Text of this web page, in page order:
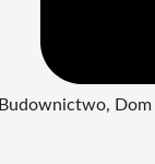
Budownictwo, Dom